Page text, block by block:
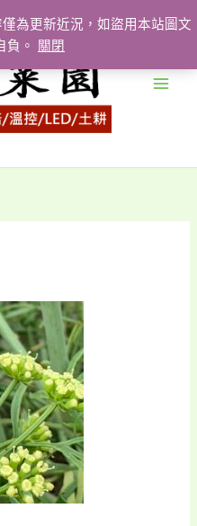
為更新近況，如盜用本站圖文
負。
關閉